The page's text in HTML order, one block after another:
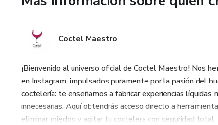
Coin) y sabe cuándo usar
las hierbas sin oxidarlas,
✅ Rimming Táctico: La
los bordes chorreantes de
✅ Logística de
eterno, creando garnish
Coctel Maestro
¡Bienvenido al universo oficial de Coctel Maestro! Nos
en Instagram, impulsados puramente por la pasión del
coctelería: te enseñamos a fabricar experiencias
innecesarias. Aquí obtendrás acceso directo a
eliminar miedos y agitar tu coctelera con seguridad total.